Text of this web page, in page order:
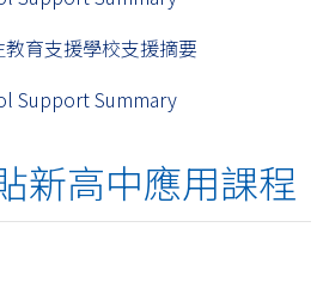
育支援學校支援摘要
Support Summary
新高中應用課程